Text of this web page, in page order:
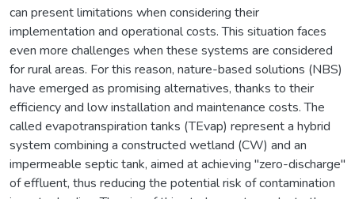
can present limitations when considering their
implementation and operational costs. This situation faces
even more challenges when these systems are considered
for rural areas. For this reason, nature-based solutions (NBS)
have emerged as promising alternatives, thanks to their
efficiency and low installation and maintenance costs. The
called evapotranspiration tanks (TEvap) represent a hybrid
system combining a constructed wetland (CW) and an
impermeable septic tank, aimed at achieving "zero-discharge"
of effluent, thus reducing the potential risk of contamination